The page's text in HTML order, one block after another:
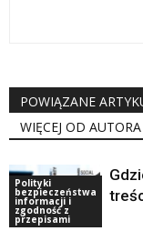
POWIĄZANE
WIĘCEJ OD AUTORA
Polityki
bezpieczeństwa
informacji i
zgodność z
przepisami